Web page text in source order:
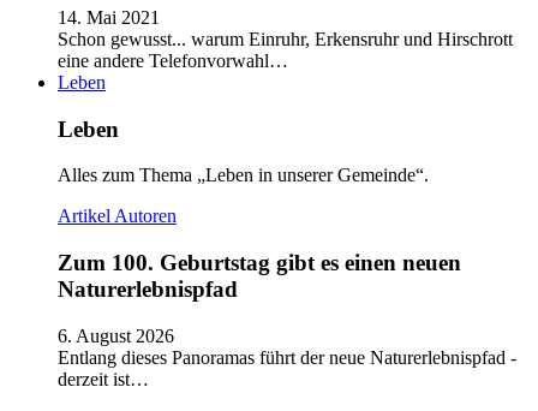
14. Mai 2021
Schon gewusst... warum Einruhr, Erkensruhr und Hirschrott
eine andere Telefonvorwahl…
Leben
Leben
Alles zum Thema „Leben in unserer Gemeinde“.
ArtikelAutoren
Zum 100. Geburtstag gibt es einen neuen
Naturerlebnispfad
6. August 2026
Entlang dieses Panoramas führt der neue Naturerlebnispfad -
derzeit ist…